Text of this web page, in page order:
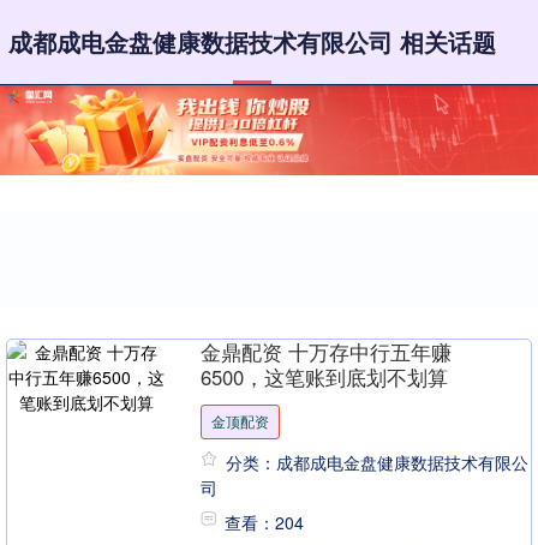
成都成电金盘健康数据技术有限公司 相关话题
金鼎配资 十万存中行五年赚
6500，这笔账到底划不划算
金顶配资
分类：成都成电金盘健康数据技术有限公
司
查看：204